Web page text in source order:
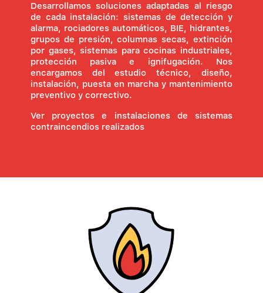
Desarrollamos soluciones adaptadas al riesgo
de cada instalación: sistemas de detección y
alarma, rociadores automáticos, BIE, hidrantes,
grupos de presión, columnas secas, extinción
por gases, sistemas para cocinas industriales,
protección pasiva e ignifugación. Nos
encargamos del estudio técnico, diseño,
instalación, puesta en marcha y mantenimiento
preventivo y correctivo.
Ver proyectos e instalaciones de sistemas
contraincendios realizados